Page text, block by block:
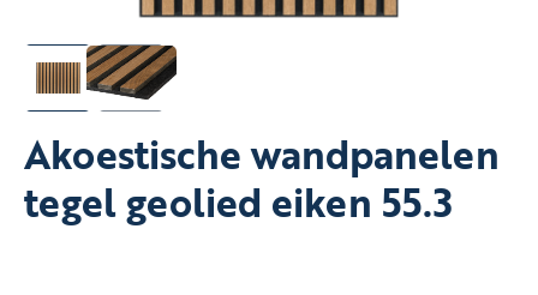
Akoestische wandpanelen
tegel geolied eiken 55.3